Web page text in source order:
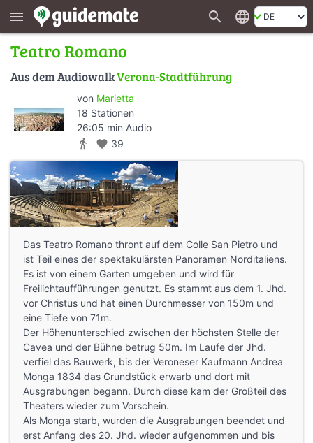
menu search language
Teatro Romano
Aus dem AudiowalkVerona-Stadtführung
von Marietta
18 Stationen
26:05 min Audio
directions_walk favorite 39
Das Teatro Romano thront auf dem Colle San Pietro und
ist Teil eines der spektakulärsten Panoramen Norditaliens.
Es ist von einem Garten umgeben und wird für
Freilichtaufführungen genutzt. Es stammt aus dem 1. Jhd.
vor Christus und hat einen Durchmesser von 150m und
eine Tiefe von 71m.
Der Höhenunterschied zwischen der höchsten Stelle der
Cavea und der Bühne betrug 50m. Im Laufe der Jhd.
verfiel das Bauwerk, bis der Veroneser Kaufmann Andrea
Monga 1834 das Grundstück erwarb und dort mit
Ausgrabungen begann. Durch diese kam der Großteil des
Theaters wieder zum Vorschein.
Als Monga starb, wurden die Ausgrabungen beendet und
erst Anfang des 20. Jhd. wieder aufgenommen und bis